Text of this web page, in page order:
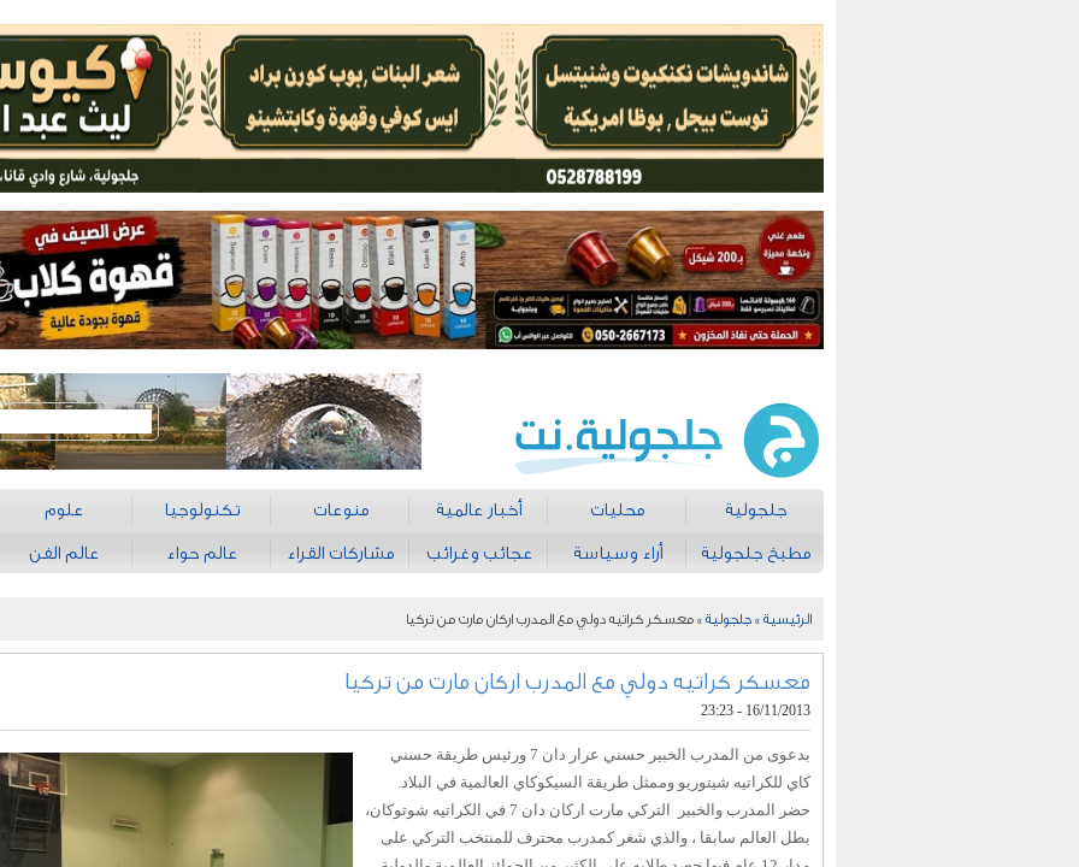
جلجولية محليات أخبار عالمية منوعات تكنولوجيا علوم
مطبخ جلجولية أراء وسياسة عجائب وغرائب مشاركات القراء عالم حواء عالم الفن
الرئيسية » جلجولية » معسكر كراتيه دولي مع المدرب اركان مارت من تركيا
معسكر كراتيه دولي مع المدرب اركان مارت من تركيا
16/11/2013 - 23:23
بدعوى من المدرب الخبير حسني عرار دان 7 ورئيس طريقة حسني
كاي للكراتيه شيتوريو وممثل طريقة السيكوكاي العالمية في البلاد.
حضر المدرب والخبير التركي مارت اركان دان 7 في الكراتيه شوتوكان،
بطل العالم سابقا ، والذي شغر كمدرب محترف للمنتخب التركي على